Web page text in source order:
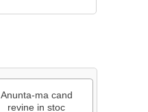
Anunta-ma cand
revine in stoc